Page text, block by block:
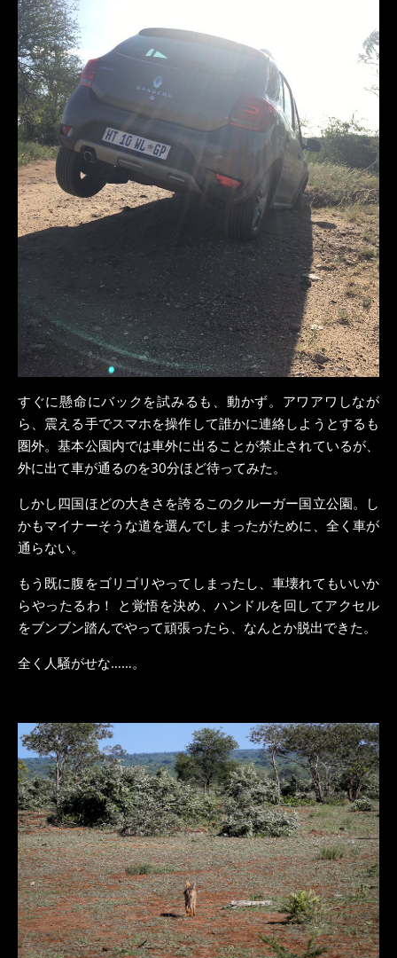
すぐに懸命にバックを試みるも、動かず。アワアワしなが
ら、震える手でスマホを操作して誰かに連絡しようとするも
圏外。基本公園内では車外に出ることが禁止されているが、
外に出て車が通るのを30分ほど待ってみた。
しかし四国ほどの大きさを誇るこのクルーガー国立公園。し
かもマイナーそうな道を選んでしまったがために、全く車が
通らない。
もう既に腹をゴリゴリやってしまったし、車壊れてもいいか
らやったるわ！ と覚悟を決め、ハンドルを回してアクセル
をブンブン踏んでやって頑張ったら、なんとか脱出できた。
全く人騒がせな……。